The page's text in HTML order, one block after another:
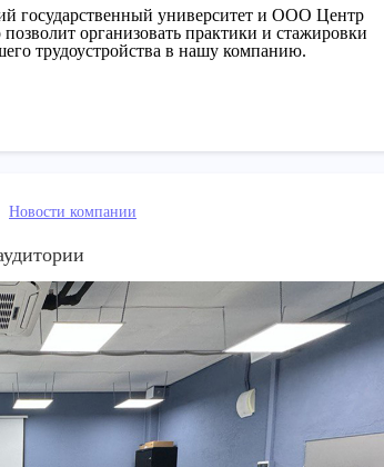
университет и ООО Центр
организовать практики и стажировки
трудоустройства в нашу компанию.
Новости компании